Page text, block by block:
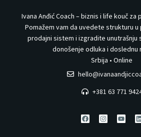
Ivana Anđić Coach – biznis i life kouč
Pomažem vam da uvedete strukturu
prodajni sistem i izgradite unutrašnju
donošenje odluka i doslednu
Srbija • Online
+381 63 771